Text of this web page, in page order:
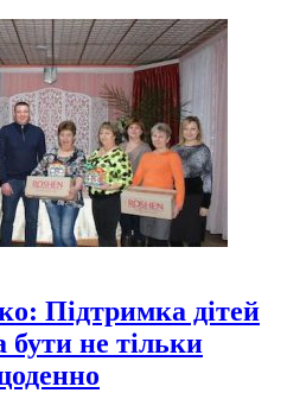
Підтримка дітей
не тільки